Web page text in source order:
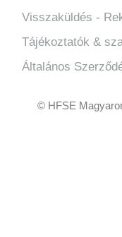
Visszaküldés -
Tájékoztatók &
Általános
© HFSE